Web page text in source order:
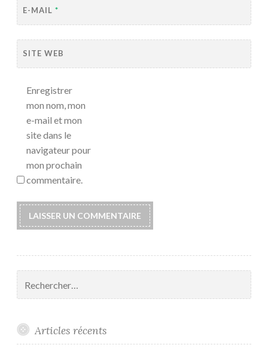
E-MAIL *
SITE WEB
Enregistrer
mon nom, mon
e-mail et mon
site dans le
navigateur pour
mon prochain
commentaire.
Articles récents